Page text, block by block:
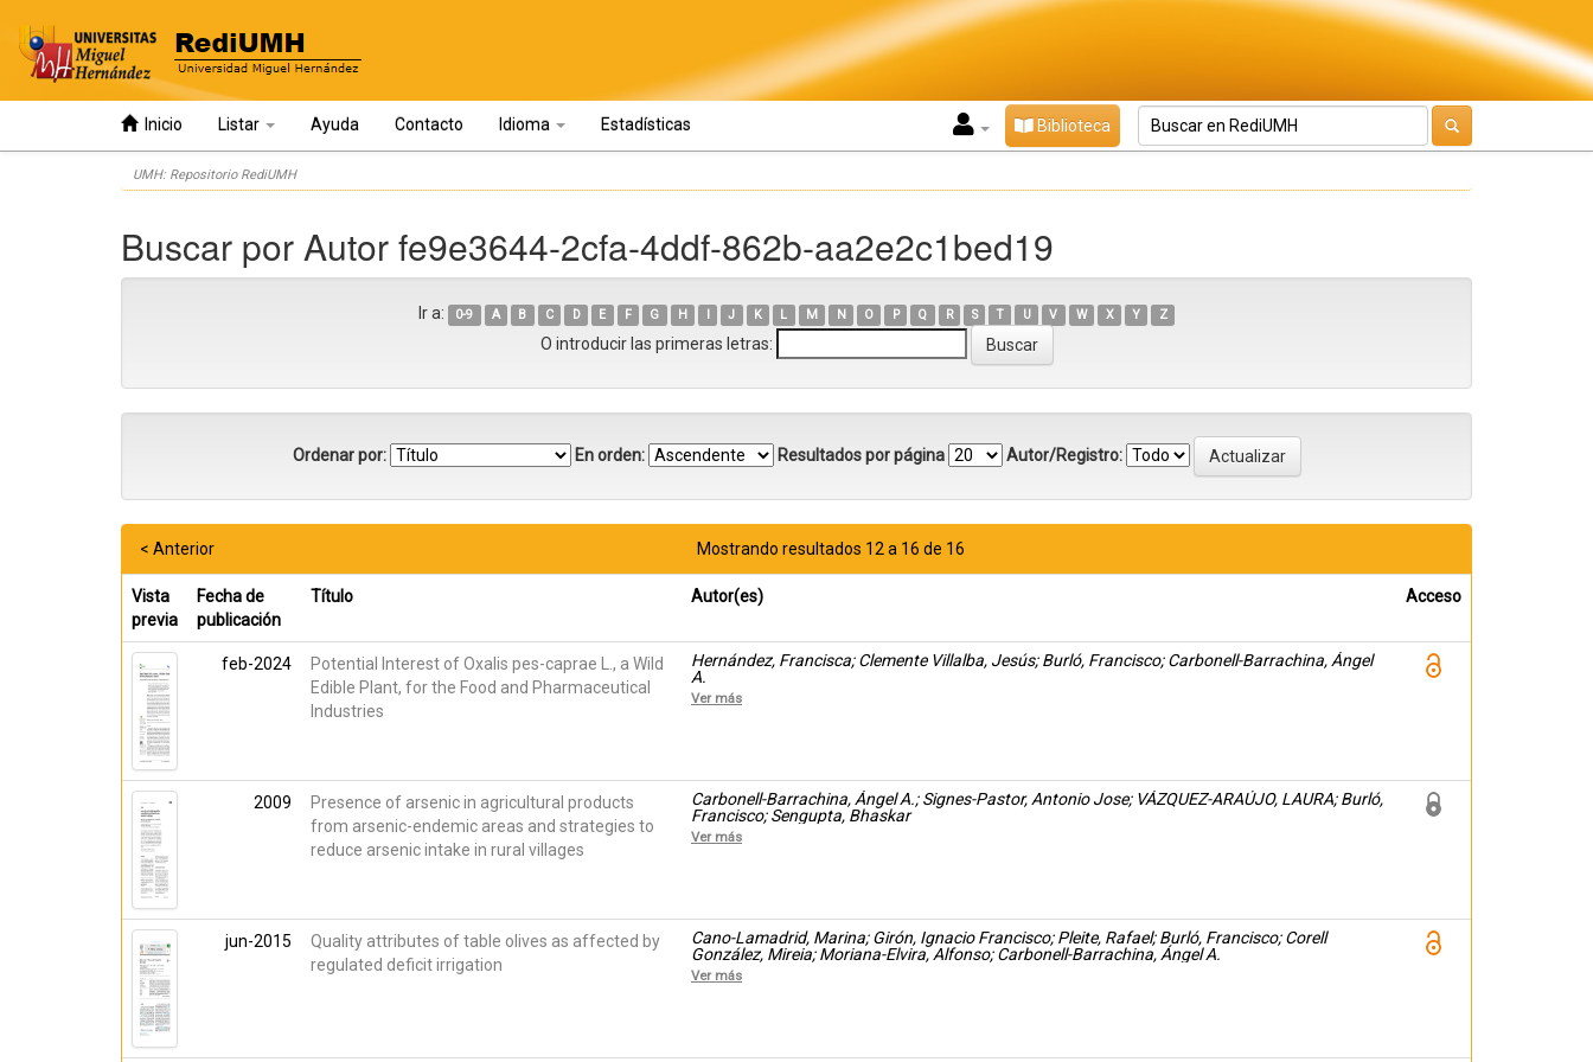
Inicio Listar Ayuda Contacto Idioma Estadísticas Biblioteca
UMH: Repositorio RediUMH
Buscar por Autor fe9e3644-2cfa-4ddf-862b-aa2e2c1bed19
Ir a: 0-9 A B C D E F G H I J K L M N O P Q R S T U V W X Y Z
O introducir las primeras letras:
Ordenar por: En orden: Resultados por página Autor/Registro:
Mostrando resultados 12 a 16 de 16
< Anterior
Vista
previa
Fecha de
publicación
Título Autor(es) Acceso
feb-2024
Potential Interest of Oxalis pes-caprae L., a Wild
Edible Plant, for the Food and Pharmaceutical
Industries
Hernández, Francisca; Clemente Villalba, Jesús; Burló, Francisco; Carbonell-Barrachina, Ángel
A.
Ver más
2009
Presence of arsenic in agricultural products
from arsenic-endemic areas and strategies to
reduce arsenic intake in rural villages
Carbonell-Barrachina, Ángel A.; Signes-Pastor, Antonio Jose; VÁZQUEZ-ARAÚJO, LAURA; Burló,
Francisco; Sengupta, Bhaskar
Ver más
jun-2015
Quality attributes of table olives as affected by
regulated deficit irrigation
Cano-Lamadrid, Marina; Girón, Ignacio Francisco; Pleite, Rafael; Burló, Francisco; Corell
González, Mireia; Moriana-Elvira, Alfonso; Carbonell-Barrachina, Ángel A.
Ver más